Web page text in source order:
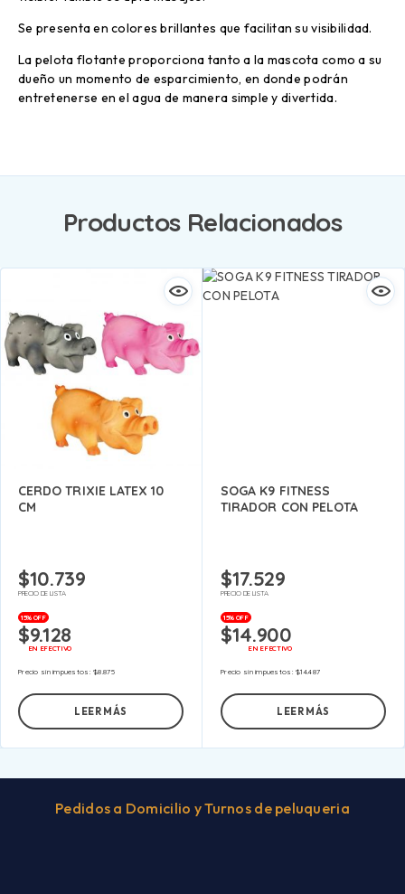
Se presenta en colores brillantes que facilitan su visibilidad.
La pelota flotante proporciona tanto a la mascota como a su
dueño un momento de esparcimiento, en donde podrán
entretenerse en el agua de manera simple y divertida.
Productos Relacionados
CERDO TRIXIE LATEX 10
CM
$10.739
PRECIO DE LISTA
15% OFF
$9.128
EN EFECTIVO
Precio sin impuestos:$8.875
LEER MÁS
SOGA K9 FITNESS
TIRADOR CON PELOTA
$17.529
PRECIO DE LISTA
15% OFF
$14.900
EN EFECTIVO
Precio sin impuestos:$14.487
LEER MÁS
Pedidos a Domicilio y Turnos de peluqueria